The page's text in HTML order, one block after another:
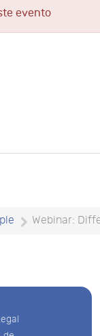
evento
Webinar: